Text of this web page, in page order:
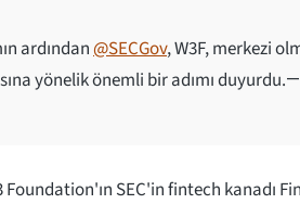
ardından@SECGov, W3F, merkezi
yönelik önemli bir adımı duyurdu.
Foundation'ın SEC'in fintech kanadı